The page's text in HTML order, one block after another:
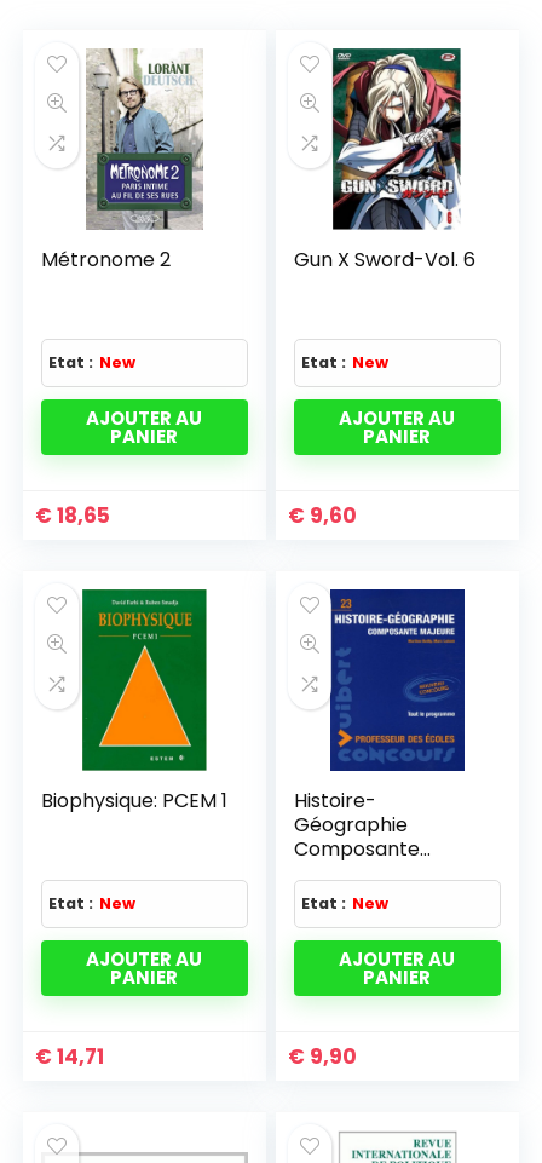
Métronome 2
Etat : New
AJOUTER AU
PANIER
€ 18,65
Gun X Sword-Vol. 6
Etat : New
AJOUTER AU
PANIER
€ 9,60
Biophysique: PCEM 1
Etat : New
AJOUTER AU
PANIER
€ 14,71
Histoire-
Géographie
Composante
majeure Concours
Professeur des
écoles
Etat : New
AJOUTER AU
PANIER
€ 9,90